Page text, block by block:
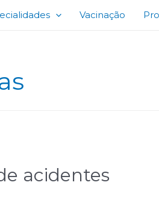
Vacinação
acidentes